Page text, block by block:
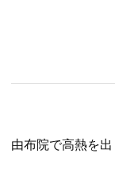
由布院で高熱を